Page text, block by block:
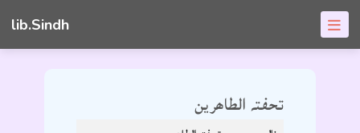
lib.Sindh
تحفتہ الطاھرين
تحفتہ الطاھرين نالو: